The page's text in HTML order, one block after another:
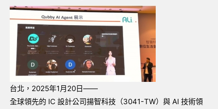
台北，2025年1月20日——
全球領先的 IC 設計公司揚智科技（3041-TW）與 AI 技術領